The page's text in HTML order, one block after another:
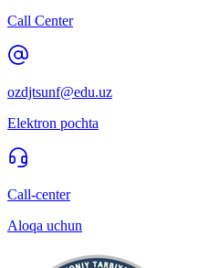
Call Center
ozdjtsunf@edu.uz
Elektron pochta
Call-center
Aloqa uchun